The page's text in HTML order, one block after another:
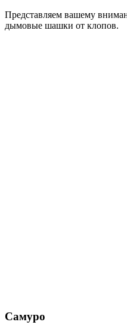
Представляем вашему
дымовые шашки от клопов.
Самуро